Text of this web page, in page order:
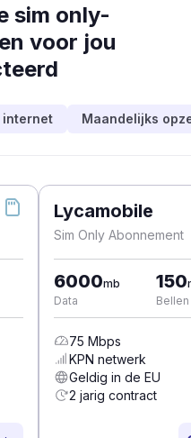
sim only-
voor jou
internet Maandelijks
Lycamobile
Sim Only Abonnement
6000mb
Data
150
Bellen
75 Mbps
KPN netwerk
Geldig in de EU
2 jarig contract